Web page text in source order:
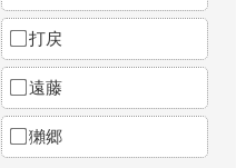
打戻
遠藤
獺郷